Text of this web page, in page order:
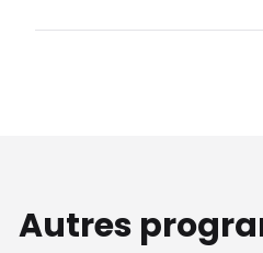
Autres